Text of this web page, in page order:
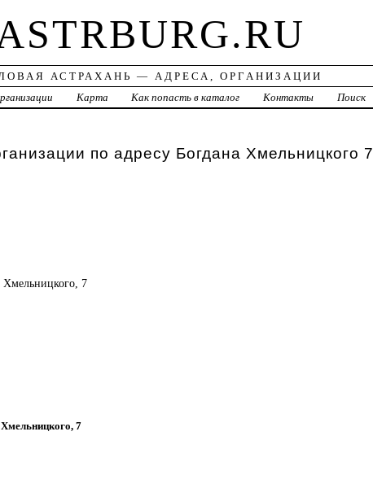
АСТРАХАНЬ — АДРЕСА, ОРГАНИЗАЦИИ
Карта Как попасть в каталог Контакты Поиск
по адресу Богдана Хмельницкого 7
Хмельницкого, 7
7